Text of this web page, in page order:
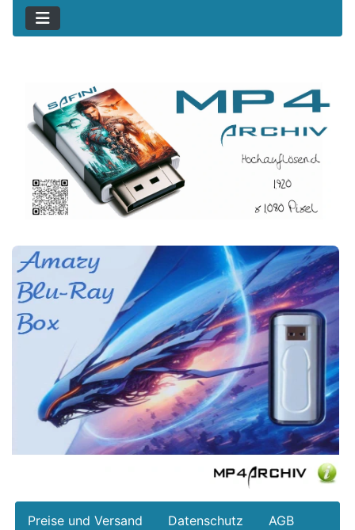
Preise und Versand Datenschutz AGB